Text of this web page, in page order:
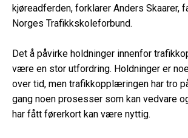
kjøreadferden, forklarer Anders Skaarer,
Norges Trafikkskoleforbund.
Det å påvirke holdninger innenfor
være en stor utfordring. Holdninger er
over tid, men trafikkopplæringen har tro
gang noen prosesser som kan vedvare
har fått førerkort kan være nyttig.